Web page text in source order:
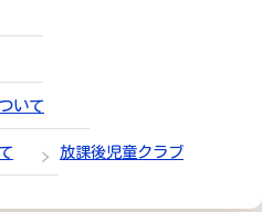
いて
放課後児童クラブ